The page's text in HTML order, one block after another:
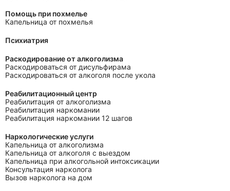
Помощь при похмелье
Капельница от похмелья
Психиатрия
Раскодирование от алкоголизма
Раскодироваться от дисульфирама
Раскодироваться от алкоголя после укола
Реабилитационный центр
Реабилитация от алкоголизма
Реабилитация наркомании
Реабилитация наркомании 12 шагов
Наркологические услуги
Капельница от алкоголизма
Капельница от алкоголя с выездом
Капельница при алкогольной интоксикации
Консультация нарколога
Вызов нарколога на дом